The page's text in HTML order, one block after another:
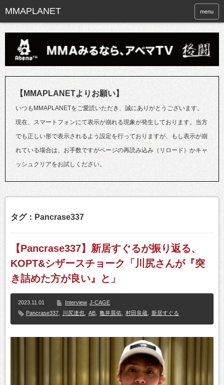
menu
【MMAPLANETよりお願い】
いつもMMAPLANETをご愛読いただき、誠にありがとうございます。
現在、スマートフォンにて表示が崩れる現象が発生しております。当方
でも正しい形で表示されるよう設定を行っておりますが、もし表示が崩
れている場合は、お手数ですがページの再読み込み（リロード）かキャ
ッシュクリアをお試しください。
タグ：Pancrase337
【Pancrase337】新居すぐるが振り返る、
KOPT&シザースチョーク「川尻さんが『突
き詰めた方が良い』と」
2023.11.01 Interview J-CAGE
Pancrase337
川尻達也 AB 亀井晨佑 村田良蔵 新居すぐる